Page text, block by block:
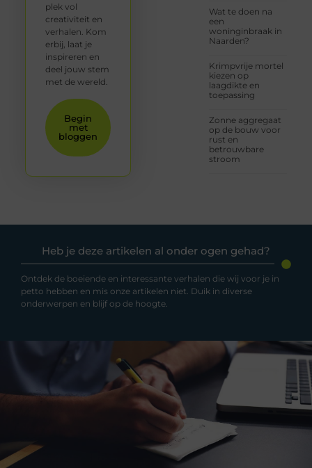
Wat te doen na
een
woninginbraak in
Naarden?
Krimpvrije mortel
kiezen op
laagdikte en
toepassing
Zonne aggregaat
op de bouw voor
rust en
betrouwbare
stroom
plek vol
creativiteit en
verhalen. Kom
erbij, laat je
inspireren en
deel jouw stem
met de wereld.
Begin
met
bloggen
Heb je deze artikelen al onder ogen gehad?
Ontdek de boeiende en interessante verhalen die wij voor je in
petto hebben en mis onze artikelen niet. Duik in diverse
onderwerpen en blijf op de hoogte.